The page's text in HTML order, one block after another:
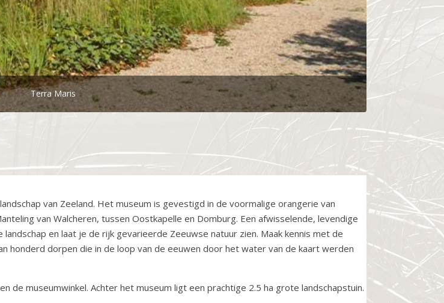
Terra Maris
van Zeeland. Het museum is gevestigd in de voormalige orangerie van
van Walcheren, tussen Oostkapelle en Domburg. Een afwisselende, levendige
en laat je de rijk gevarieerde Zeeuwse natuur zien. Maak kennis met de
honderd dorpen die in de loop van de eeuwen door het water van de kaart werden
de museumwinkel. Achter het museum ligt een prachtige 2.5 ha grote landschapstuin.